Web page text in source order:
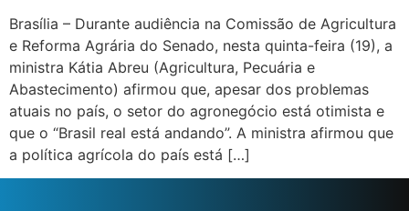
Brasília – Durante audiência na Comissão de Agricultura
e Reforma Agrária do Senado, nesta quinta-feira (19), a
ministra Kátia Abreu (Agricultura, Pecuária e
Abastecimento) afirmou que, apesar dos problemas
atuais no país, o setor do agronegócio está otimista e
que o “Brasil real está andando”. A ministra afirmou que
a política agrícola do país está […]